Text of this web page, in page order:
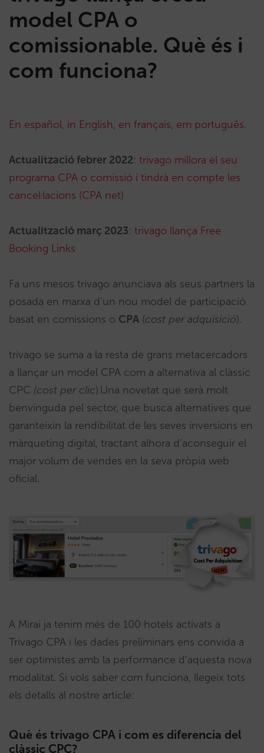
model CPA o
comissionable. Què és i
com funciona?
En español, in English, en français, em português.
Actualització febrer 2022: trivago millora el seu
programa CPA o comissió i tindrà en compte les
cancel·lacions (CPA net)
Actualització març 2023: trivago llança Free
Booking Links
Fa uns mesos trivago anunciava als seus partners la
posada en marxa d’un nou model de participació
basat en comissions o CPA (cost per adquisició).
trivago se suma a la resta de grans metacercadors
a llançar un model CPA com a alternativa al clàssic
CPC (cost per clic).Una novetat que serà molt
benvinguda pel sector, que busca alternatives que
garanteixin la rendibilitat de les seves inversions en
màrqueting digital, tractant alhora d’aconseguir el
major volum de vendes en la seva pròpia web
oficial.
A Mirai ja tenim més de 100 hotels activats a
Trivago CPA i les dades preliminars ens convida a
ser optimistes amb la performance d’aquesta nova
modalitat. Si vols saber com funciona, llegeix tots
els detalls al nostre article:
Què és trivago CPA i com es diferencia del
clàssic CPC?